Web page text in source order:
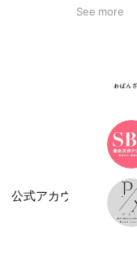
See more
式アカウント